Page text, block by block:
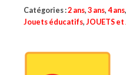
Catégories :2 ans, 3 ans, 4 ans,
Jouets éducatifs, JOUETS et